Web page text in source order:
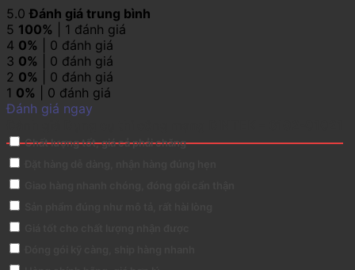
5.0Đánh giá trung bình
5 100% | 1 đánh giá
4 0% | 0 đánh giá
3 0% | 0 đánh giá
2 0% | 0 đánh giá
1 0% | 0 đánh giá
Đánh giá ngay
Chất lượng tốt, giá cả phải chăng